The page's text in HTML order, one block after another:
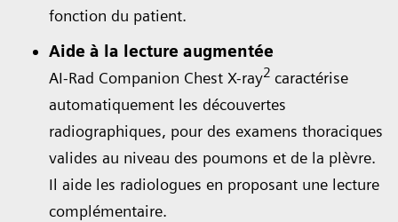
fonction du patient.
Aide à la lecture augmentée
AI-Rad Companion Chest X-ray2 caractérise
automatiquement les découvertes
radiographiques, pour des examens thoraciques
valides au niveau des poumons et de la plèvre.
Il aide les radiologues en proposant une lecture
complémentaire.